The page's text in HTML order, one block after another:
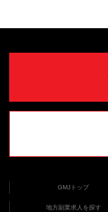
GMJトップ
地方副業求人を探す